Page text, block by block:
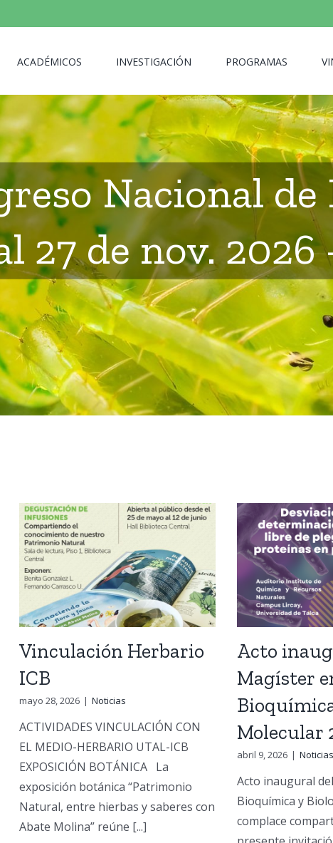
ACADÉMICOS INVESTIGACIÓN PROGRAMAS
Nacional
27 de nov. 2026
Vinculación Herbario
ICB
mayo 28, 2026 | Noticias
ACTIVIDADES VINCULACIÓN CON
EL MEDIO-HERBARIO UTAL-ICB
EXPOSICIÓN BOTÁNICA La
exposición botánica “Patrimonio
Natural, entre hierbas y saberes con
Abate Molina” reúne [...]
Acto
Magíster
Molecular
abril 9, 2026 | Noticias
Acto inaugural
Bioquímica y
complace